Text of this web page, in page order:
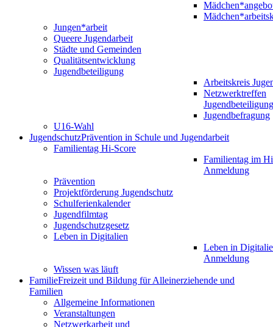
Jungen*arbeit
Queere Jugendarbeit
Städte und Gemeinden
Qualitätsentwicklung
Jugendbeteiligung
Arbeitskreis
Netzwerktreffen
Jugendbeteiligung
Jugendbefragung
U16-Wahl
JugendschutzPrävention in Schule und Jugendarbeit
Familientag Hi-Score
Familientag im
Anmeldung
Prävention
Projektförderung Jugendschutz
Schulferienkalender
Jugendfilmtag
Jugendschutzgesetz
Leben in Digitalien
Leben in
Anmeldung
Wissen was läuft
FamilieFreizeit und Bildung für Alleinerziehende und
Familien
Allgemeine Informationen
Veranstaltungen
Netzwerkarbeit und